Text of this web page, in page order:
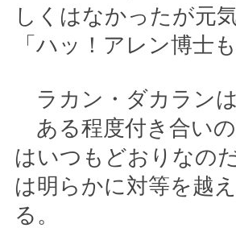
しくはなかったが元
「ハッ！アレン博士
ラカン・ダカラン
ある程度付き合い
はいつもどおりなの
は明らかに対等を越
る。